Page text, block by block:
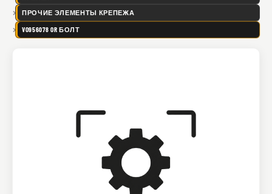
ПРОЧИЕ ЭЛЕМЕНТЫ КРЕПЕЖА
VO956078 OR БОЛТ